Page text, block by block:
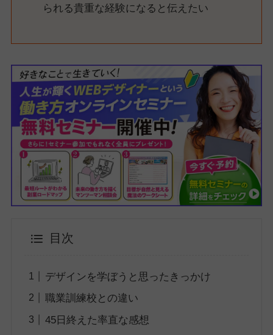
られる貴重な経験になると伝えたい
目次
デザインを学ぼうと思ったきっかけ
職業訓練校との違い
45日終えた率直な感想